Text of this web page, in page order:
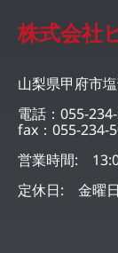
株式会社
山梨県甲府市
電話：055-
fax：055-234-
営業時間:
定休日: 金曜